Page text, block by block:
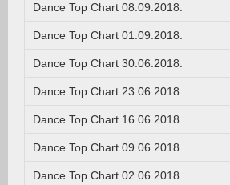
Dance Top Chart 08.09.2018.
Dance Top Chart 01.09.2018.
Dance Top Chart 30.06.2018.
Dance Top Chart 23.06.2018.
Dance Top Chart 16.06.2018.
Dance Top Chart 09.06.2018.
Dance Top Chart 02.06.2018.